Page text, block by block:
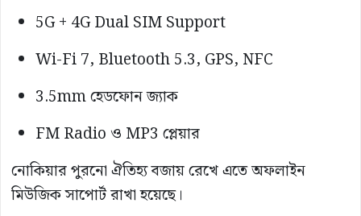
5G + 4G Dual SIM Support
Wi-Fi 7, Bluetooth 5.3, GPS, NFC
3.5mm হেডফোন জ্যাক
FM Radio ও MP3 প্লেয়ার
নোকিয়ার পুরনো ঐতিহ্য বজায় রেখে এতে অফলাইন
মিউজিক সাপোর্ট রাখা হয়েছে।